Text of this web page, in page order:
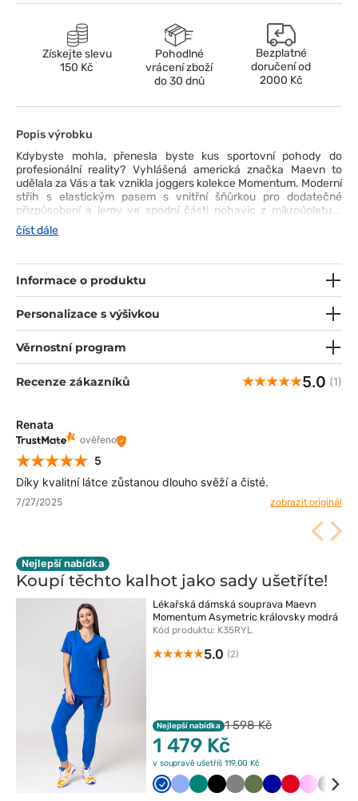
Získejte slevu
150 Kč
Pohodlné
vrácení zboží
do 30 dnů
Bezplatné
doručení od
2000 Kč
Popis výrobku
Kdybyste mohla, přenesla byste kus sportovní pohody do
profesionální reality? Vyhlášená americká značka Maevn to
udělala za Vás a tak vznikla joggers kolekce Momentum. Moderní
střih s elastickým pasem s vnitřní šňůrkou pro dodatečné
přizpůsobení a lemy ve spodní části nohavic z mikroúpletu -
působí svěže a atraktivně. Mezi šesti kapsami, do kterých
schováte nejnutnější drobnosti, dvě typu cargo, chytře
přizpůsobí vaší postavě, natáhne se ve čtyřech směrech
a nemačká se. Tak co, už je máte v košíku?
číst dále
Informace o produktu
Personalizace s výšivkou
Věrnostní program
Recenze zákazníků 5.0 (1)
Renata
ověřeno
5
Díky kvalitní látce zůstanou dlouho svěží a čisté.
7/27/2025 zobrazit originál
Nejlepší nabídka
Koupí těchto kalhot jako sady ušetříte!
Lékařská dámská souprava Maevn
Momentum Asymetric královsky modrá
Kód produktu: K35RYL
5.0 (2)
Nejlepší nabídka 1 598 Kč
1 479 Kč
v soupravě ušetříš 119.00 Kč
Królewski
Klasyczny
ZielonyCzarnySzaryOliwkowy
Granatowy
Czerwony
Różowy